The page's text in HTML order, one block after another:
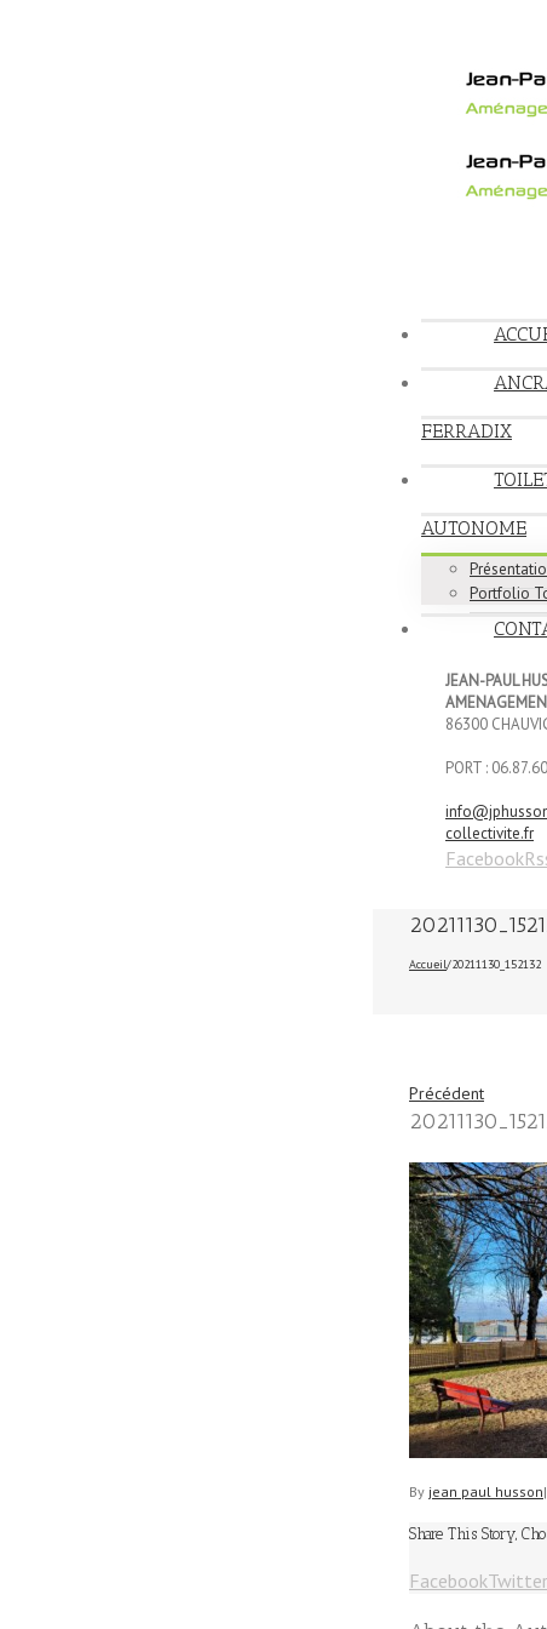
FERRADIX
AUTONOME
Portfolio
JEAN-PAUL
86300
PORT :
collectivite.fr
Facebook
Accueil/20211130_152132
Précédent
By jean paul husson|
Share This Story,
FacebookTwitter